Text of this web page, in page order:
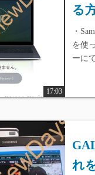
17:03
る
・
を使
ーに
れ